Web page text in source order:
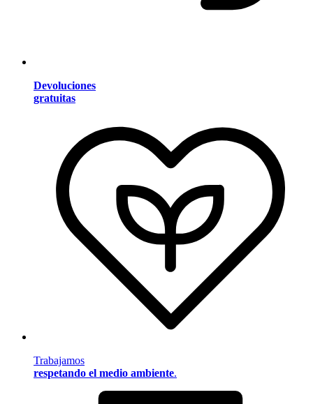
Devoluciones
gratuitas
Trabajamos
respetando el medio ambiente.